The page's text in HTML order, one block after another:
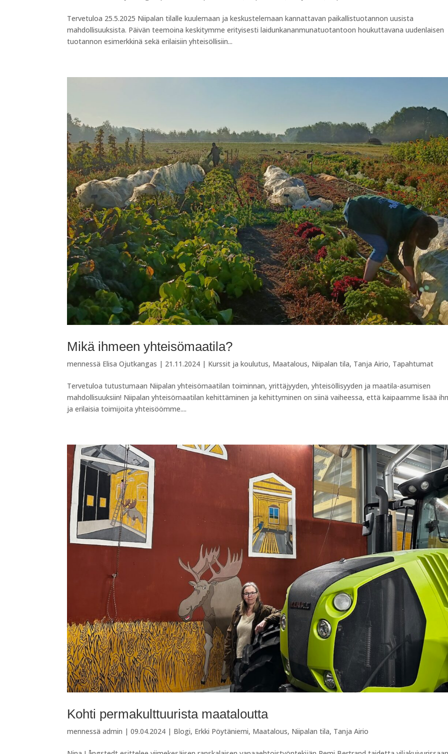
Tervetuloa 25.5.2025 Niipalan tilalle kuulemaan ja keskustelemaan kannattavan paikallistuotannon uusista
mahdollisuuksista. Päivän teemoina keskitymme erityisesti laidunkananmunatuotantoon houkuttavana uudenlaisen
tuotannon esimerkkinä sekä erilaisiin yhteisöllisiin...
Mikä ihmeen yhteisömaatila?
mennessä Elisa Ojutkangas | 21.11.2024 | Kurssit ja koulutus, Maatalous, Niipalan tila, Tanja Airio, Tapahtumat
Tervetuloa tutustumaan Niipalan yhteisömaatilan toiminnan, yrittäjyyden, yhteisöllisyyden ja maatila-asumisen
mahdollisuuksiin! Niipalan yhteisömaatilan kehittäminen ja kehittyminen on siinä vaiheessa, että kaipaamme lisää
ja erilaisia toimijoita yhteisöömme....
Kohti permakulttuurista maataloutta
mennessäadmin |09.04.2024 | Blogi, Erkki Pöytäniemi, Maatalous, Niipalan tila, Tanja Airio